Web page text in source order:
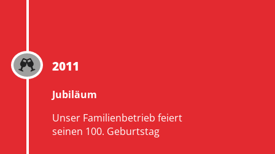
 2011
Jubiläum
Unser Familienbetrieb feiert
seinen 100. Geburtstag